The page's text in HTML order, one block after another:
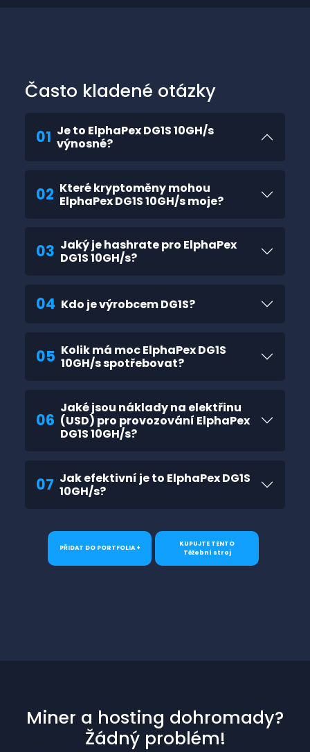
Často kladené otázky
01 Je to ElphaPex DG1S 10GH/s
výnosné?
02 Které kryptoměny mohou
ElphaPex DG1S 10GH/s moje?
03 Jaký je hashrate pro ElphaPex
DG1S 10GH/s?
04 Kdo je výrobcem DG1S?
05 Kolik má moc ElphaPex DG1S
10GH/s spotřebovat?
06
Jaké jsou náklady na elektřinu
(USD) pro provozování ElphaPex
DG1S 10GH/s?
07 Jak efektivní je to ElphaPex DG1S
10GH/s?
PŘIDAT DO PORTFOLIA +
KUPUJTE TENTO
Těžební stroj
Miner a hosting dohromady?
Žádný problém!